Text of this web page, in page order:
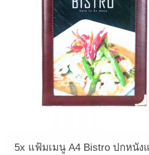
5x แฟ้มเมนู A4 Bistro ปกหนัง